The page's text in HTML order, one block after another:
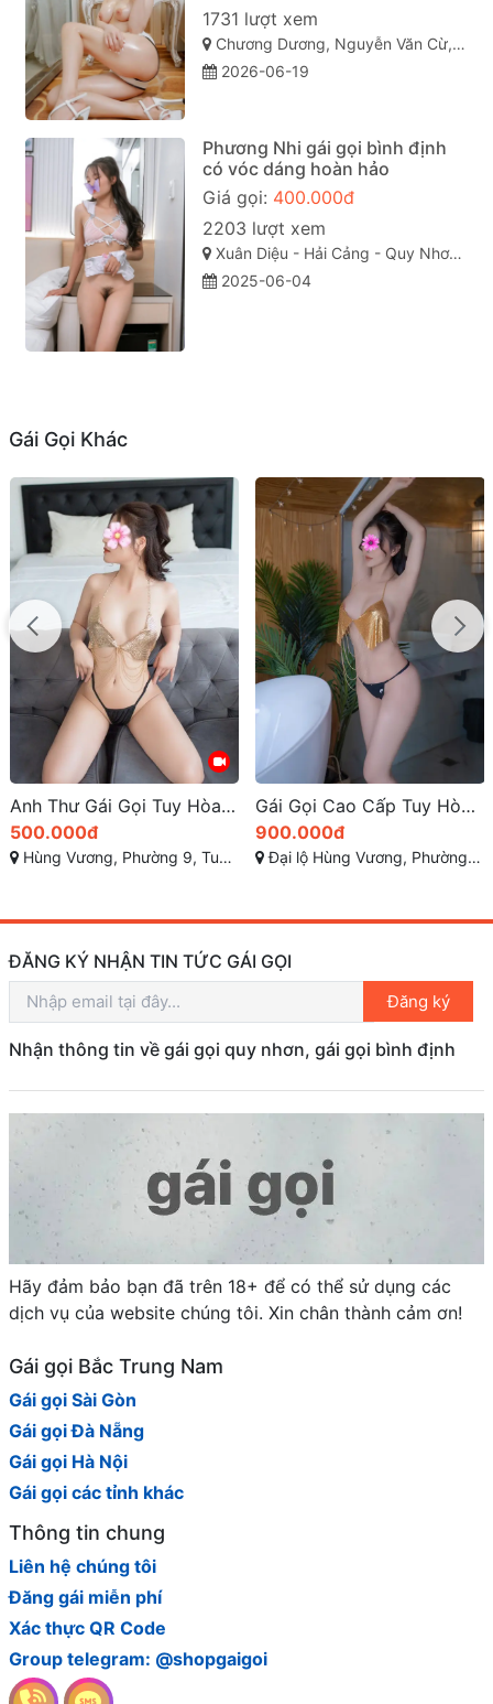
1731 lượt xem
Chương Dương, Nguyễn Văn Cừ, TP Quy Nhơn
2026-06-19
Phương Nhi gái gọi bình định
có vóc dáng hoàn hảo
Giá gọi: 400.000đ
2203 lượt xem
Xuân Diệu - Hải Cảng - Quy Nhơn - Bình Định
2025-06-04
Gái Gọi Khác
Anh Thư Gái Gọi Tuy Hòa 1k9 Gái Xinh Quyến Rũ Body Cực Đẹp
500.000đ
Hùng Vương, Phường 9, Tuy Hòa, Phú Yên
Gái Gọi Cao Cấp Tuy Hòa: Nơi Đến Của Những Trải Nghiệm Đẳng Cấp
900.000đ
Đại lộ Hùng Vương, Phường 9, Tuy Hòa, Phú Yên
ĐĂNG KÝ NHẬN TIN TỨC GÁI GỌI
Đăng ký
Nhận thông tin về gái gọi quy nhơn, gái gọi bình định
Hãy đảm bảo bạn đã trên 18+ để có thể sử dụng các
dịch vụ của website chúng tôi. Xin chân thành cảm ơn!
Gái gọi Bắc Trung Nam
Gái gọi Sài Gòn
Gái gọi Đà Nẵng
Gái gọi Hà Nội
Gái gọi các tỉnh khác
Thông tin chung
Liên hệ chúng tôi
Đăng gái miễn phí
Xác thực QR Code
Group telegram: @shopgaigoi